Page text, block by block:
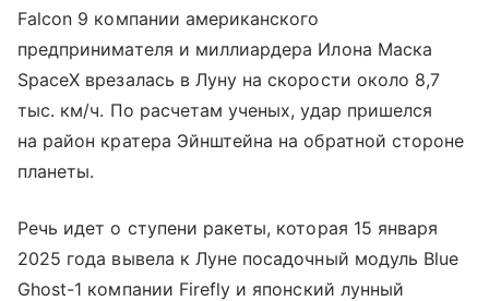
Falcon 9 компании американского
предпринимателя и миллиардера Илона Маска
SpaceX врезалась в Луну на скорости около 8,7
тыс. км/ч. По расчетам ученых, удар пришелся
на район кратера Эйнштейна на обратной стороне
планеты.
Речь идет о ступени ракеты, которая 15 января
2025 года вывела к Луне посадочный модуль Blue
Ghost-1 компании Firefly и японский лунный